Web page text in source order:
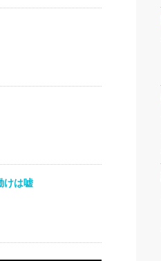
けは嘘